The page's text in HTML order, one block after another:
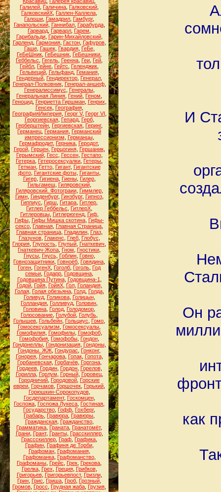
Галилей Галичина Галковский
ГалковскийХ Галлен-Каллела
Галоши Гамадрил Гамбург,
Ганапольский, Ганнибал, Гарабурда,
Гарвард Гарварл Гарем
Гарибальди, Гарин-Михайловский,
Гарленд, Гармония, Гастон, Гафуров,
Гаше, Гашек, Гвардия, ГеБе,
ГеБеШник ГеБешник ГеБешники
Геббельс
Гегель Геенна Геи Гей
Гейбл Гейне Гейтс Геленджик
Гельвеций, Гельфанд, Гемания,
Гендерный Гендиректор Генерал
Генерал-Полковник, Генерал-аншеф,
Генералиссимус
Генералы,
Генеральная Линия Гений Геном
Геноцид, Генриетта Гиршман, Генрих
Генсек, География,
ГеографияИмперия, Георг V, Георг VI
Георгиевская, Гепард, Герб,
Герберштейн Гергиевская Геринг,
Германец Германия Германский
импрессионизм
Германцы,
Гермафродит, Герника Геродот,
Герой, Герцен, Герцогиня, Гершаник,
Герымский, Гесс Гессен, Гестапо,
Гетерка Гетеросексуалки Гетеры
Гетман, Гетто, Гигант, Гигантские
фото, Гигантские фоты, Гиганты,
Гигер, Гигиена, Гиены, Гилер,
Гильгамеш
Гиляровский,
Гиляровский. Фотограии, Гиммлер,
Гимн, Гинденбург, Гинзбург, Гипноз,
Гиппиус
Гирш Гитара Гитлер
Гитлер Геббельс
ГитлерХ
Гитлеровцы, Гитлерюгенд, Гиф,
Гифы, Гифы Мишка скотина, Гифы-
сексо Главная Главная Страница
Главная страница, Гладилин, Глаз,
Глазунов, Глакенс Глеб, Глобус
Глория Глупость Глупый Гнаткевич
Гнаткевич-Жопа Гном Гностики
Гнусы, Гнусь, Гоблин, Говно,
Говнозащитники Говноёб Говядина
Гоген ГогенХ Гоголб Гоголь Год
семьи Годарр Годовщина
Годовщина Путина, Годовщина-1
Годой, Гойя, ГойяХ, Гол, Голандия,
Голая, Голая обезьяна, Голд, Голда,
Голивуд, Голикова, Голицын,
Голландия Голливуд Головин
Головина Голод Голодомор
Голосование Голубой Голубь
Голышев Гольбейн Гольциус Гомо
Гомосексуализм
Гомосексуалы
Гомофилия, Гомофилы, Гомофоб,
Гомофобия Гомофобы Гондон
Гондонеллы, Гондонизация, Гондоны,
Гондоны. ЖЖ Гондурас Гонконг,
Гонорея, Гончарова, Гопак, Гопота,
Горбаневская, Горбачёв, Горгона,
Гордеев, Гордин, Гордон, Горелов,
Горилла, Горлум Горный, Горовец,
Городничий Городовой Горские
евреи Горчаков Горшочек Горький
Горюшкин-Сорокопудов,
Госдепартамент, Госкомцен,
Госпожа Госпожа Лукеса Гостиная
Государство Гофф Гохберг,
Грабарь Гравюра Гравюры
Гражданская, Гражданство,
Грамматика Граната Гранатомёт,
Грани, Грант, Гранты, Грасскиллер,
Грассскиллер Граф Графика
Графин, Графиня де Торби,
Графоман, Графомания,
Графоманка, Графоманство,
Графоманы Грейс Грек Грекова
Грелка, Грех Греция, Грибков,
Григорьев, Григорьевпост, Гризли,
Грин Грис Гриша Гроб Грозный
Громов Гросс Грудная жаба Грузия
И
Он
как